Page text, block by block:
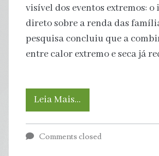
visível dos eventos extremos:
direto sobre a renda das
pesquisa concluiu que a
entre calor extremo e seca já
Leia Mais…
custo
Comments closed